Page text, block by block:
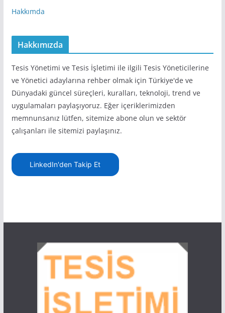
Hakkımda
Hakkımızda
Tesis Yönetimi ve Tesis İşletimi ile ilgili Tesis Yöneticilerine
ve Yönetici adaylarına rehber olmak için Türkiye'de ve
Dünyadaki güncel süreçleri, kuralları, teknoloji, trend ve
uygulamaları paylaşıyoruz. Eğer içeriklerimizden
memnunsanız lütfen, sitemize abone olun ve sektör
çalışanları ile sitemizi paylaşınız.
LinkedIn'den Takip Et